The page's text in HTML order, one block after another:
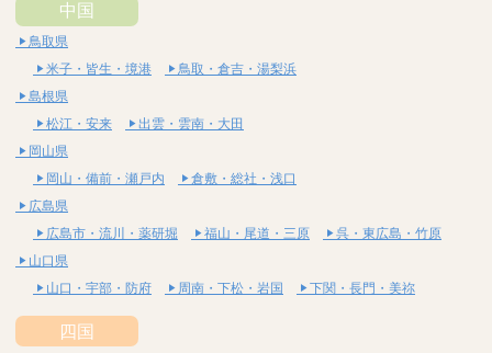
中国
鳥取県
米子・皆生・境港
鳥取・倉吉・湯梨浜
島根県
松江・安来
出雲・雲南・大田
岡山県
岡山・備前・瀬戸内
倉敷・総社・浅口
広島県
広島市・流川・薬研堀
福山・尾道・三原
呉・東広島・竹原
山口県
山口・宇部・防府
周南・下松・岩国 下関・長門・美祢
四国